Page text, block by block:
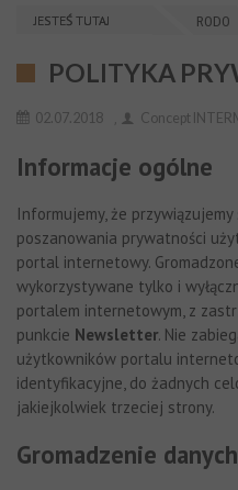
JESTEŚ TUTAJ RODO
POLITYKA
02.07.2018 Concept
Informacje ogólne
Informujemy, że
poszanowania prywatności
portal internetowy.
wykorzystywane tylko i
portalem internetowym, z
punkcie Newsletter. Nie
użytkowników portalu
identyfikacyjne, do żadnych
jakiejkolwiek trzeciej strony.
Gromadzenie danych